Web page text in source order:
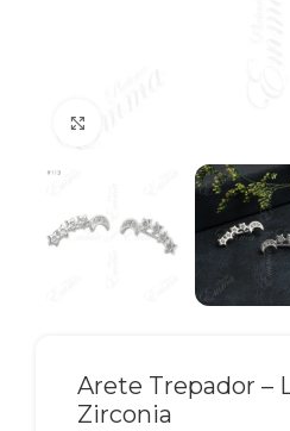
Arete Trepador –
Zirconia